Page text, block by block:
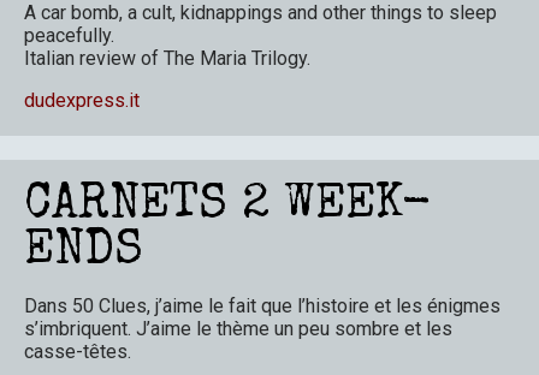
A car bomb, a cult, kidnappings and other things to sleep
peacefully.
Italian review of The Maria Trilogy.
dudexpress.it
CARNETS 2 WEEK-
ENDS
Dans 50 Clues, j’aime le fait que l’histoire et les énigmes
s’imbriquent. J’aime le thème un peu sombre et les
casse-têtes.